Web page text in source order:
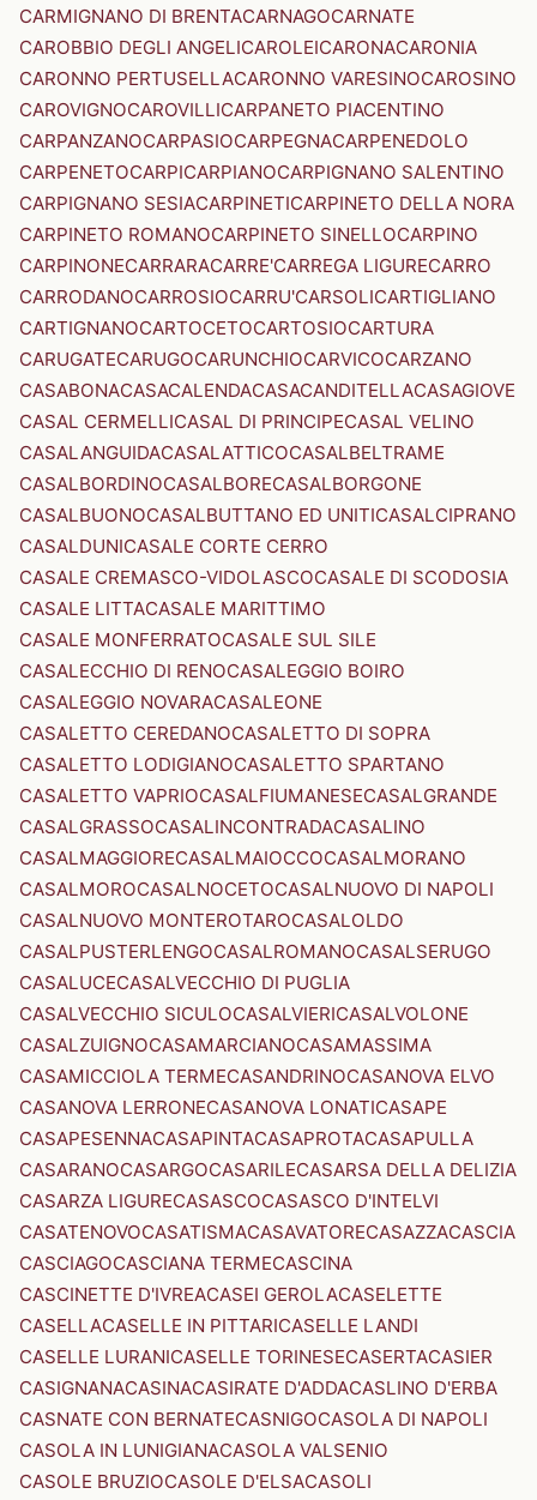
CARMIGNANO DI BRENTACARNAGOCARNATE
CAROBBIO DEGLI ANGELICAROLEICARONACARONIA
CARONNO PERTUSELLACARONNO VARESINOCAROSINO
CAROVIGNOCAROVILLICARPANETO PIACENTINO
CARPANZANOCARPASIOCARPEGNACARPENEDOLO
CARPENETOCARPICARPIANOCARPIGNANO SALENTINO
CARPIGNANO SESIACARPINETICARPINETO DELLA NORA
CARPINETO ROMANOCARPINETO SINELLOCARPINO
CARPINONECARRARACARRE'CARREGA LIGURECARRO
CARRODANOCARROSIOCARRU'CARSOLICARTIGLIANO
CARTIGNANOCARTOCETOCARTOSIOCARTURA
CARUGATECARUGOCARUNCHIOCARVICOCARZANO
CASABONACASACALENDACASACANDITELLACASAGIOVE
CASAL CERMELLICASAL DI PRINCIPECASAL VELINO
CASALANGUIDACASALATTICOCASALBELTRAME
CASALBORDINOCASALBORECASALBORGONE
CASALBUONOCASALBUTTANO ED UNITICASALCIPRANO
CASALDUNICASALE CORTE CERRO
CASALE CREMASCO-VIDOLASCOCASALE DI SCODOSIA
CASALE LITTACASALE MARITTIMO
CASALE MONFERRATOCASALE SUL SILE
CASALECCHIO DI RENOCASALEGGIO BOIRO
CASALEGGIO NOVARACASALEONE
CASALETTO CEREDANOCASALETTO DI SOPRA
CASALETTO LODIGIANOCASALETTO SPARTANO
CASALETTO VAPRIOCASALFIUMANESECASALGRANDE
CASALGRASSOCASALINCONTRADACASALINO
CASALMAGGIORECASALMAIOCCOCASALMORANO
CASALMOROCASALNOCETOCASALNUOVO DI NAPOLI
CASALNUOVO MONTEROTAROCASALOLDO
CASALPUSTERLENGOCASALROMANOCASALSERUGO
CASALUCECASALVECCHIO DI PUGLIA
CASALVECCHIO SICULOCASALVIERICASALVOLONE
CASALZUIGNOCASAMARCIANOCASAMASSIMA
CASAMICCIOLA TERMECASANDRINOCASANOVA ELVO
CASANOVA LERRONECASANOVA LONATICASAPE
CASAPESENNACASAPINTACASAPROTACASAPULLA
CASARANOCASARGOCASARILECASARSA DELLA DELIZIA
CASARZA LIGURECASASCOCASASCO D'INTELVI
CASATENOVOCASATISMACASAVATORECASAZZACASCIA
CASCIAGOCASCIANA TERMECASCINA
CASCINETTE D'IVREACASEI GEROLACASELETTE
CASELLACASELLE IN PITTARICASELLE LANDI
CASELLE LURANICASELLE TORINESECASERTACASIER
CASIGNANACASINACASIRATE D'ADDACASLINO D'ERBA
CASNATE CON BERNATECASNIGOCASOLA DI NAPOLI
CASOLA IN LUNIGIANACASOLA VALSENIO
CASOLE BRUZIOCASOLE D'ELSACASOLI